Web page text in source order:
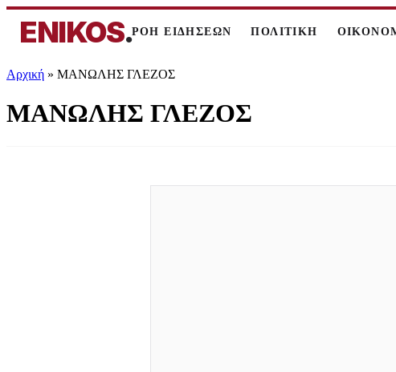
ENIKOS.ΡΟΗ ΕΙΔΗΣΕΩΝ ΠΟΛΙΤΙΚΗ
Αρχική » ΜΑΝΩΛΗΣ ΓΛΕΖΟΣ
ΜΑΝΩΛΗΣ ΓΛΕΖΟΣ